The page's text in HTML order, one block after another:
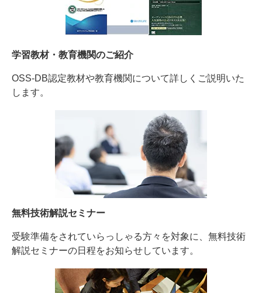
学習教材・教育機関のご紹介
OSS-DB認定教材や教育機関について詳しくご説明いた
します。
無料技術解説セミナー
受験準備をされていらっしゃる方々を対象に、無料技術
解説セミナーの日程をお知らせしています。